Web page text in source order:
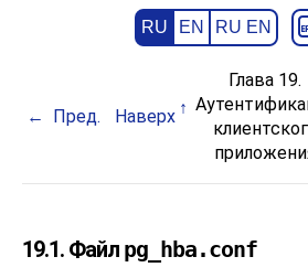
RU EN RU EN
Пред. Наверх
Глава 19.
19.1. Файл pg_hba.conf